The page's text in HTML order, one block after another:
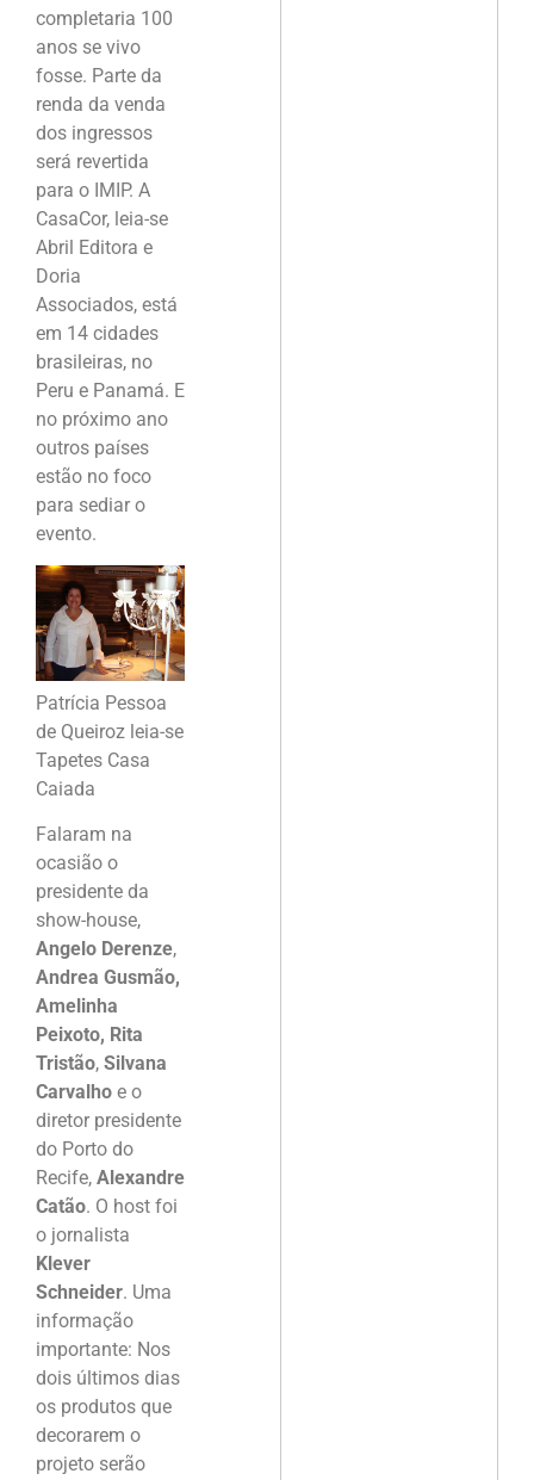
completaria 100
anos se vivo
fosse. Parte da
renda da venda
dos ingressos
será revertida
para o IMIP. A
CasaCor, leia-se
Abril Editora e
Doria
Associados, está
em 14 cidades
brasileiras, no
Peru e Panamá. E
no próximo ano
outros países
estão no foco
para sediar o
evento.
Patrícia Pessoa
de Queiroz leia-se
Tapetes Casa
Caiada
Falaram na
ocasião o
presidente da
show-house,
Angelo Derenze,
Andrea Gusmão,
Amelinha
Peixoto, Rita
Tristão, Silvana
Carvalho e o
diretor presidente
do Porto do
Recife, Alexandre
Catão. O host foi
o jornalista
Klever
Schneider. Uma
informação
importante: Nos
dois últimos dias
os produtos que
decorarem o
projeto serão